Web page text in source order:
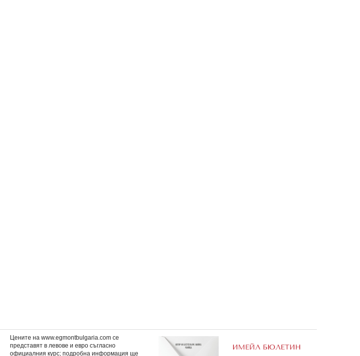
Цените на www.egmontbulgaria.com се
представят в левове и евро съгласно
официалния курс; подробна информация ще